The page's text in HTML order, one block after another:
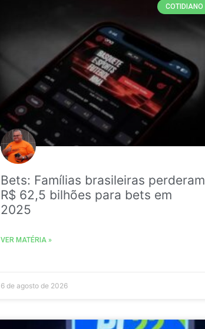
COTIDIANO
Bets: Famílias brasileiras perderam
R$ 62,5 bilhões para bets em
2025
VER MATÉRIA »
6 de agosto de 2026